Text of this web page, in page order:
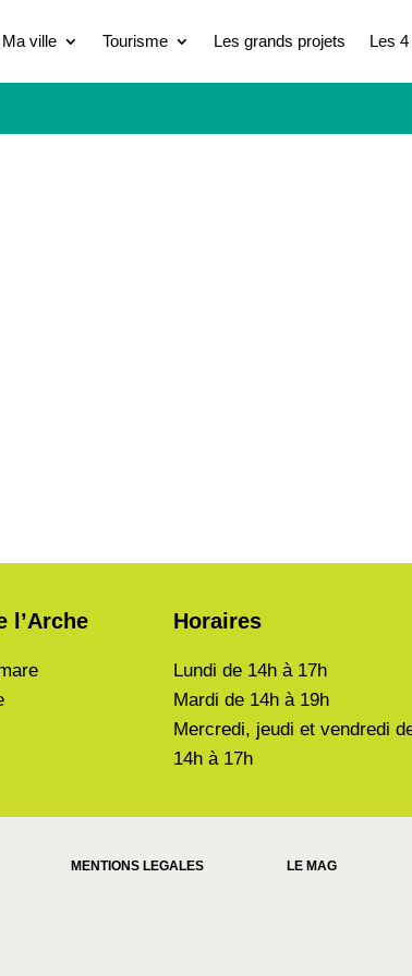
Ma ville Tourisme Les grands projets Les
l’Arche Horaires
Lundi de 14h à 17h
Mardi de 14h à 19h
Mercredi, jeudi et vendredi
14h à 17h
MENTIONS LEGALES LE MAG